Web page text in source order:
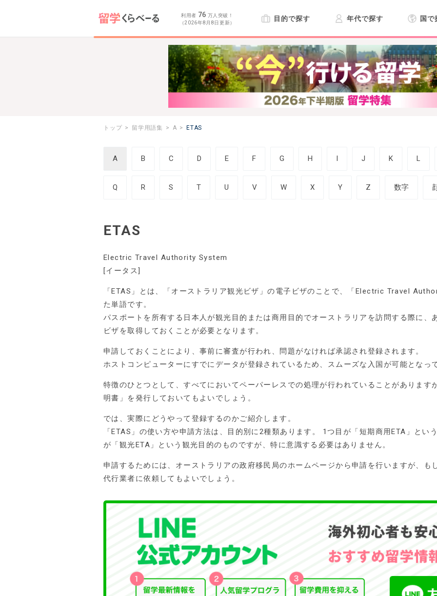
利用者 76 万人突破！
（2026年8月8日更新）
目的で探す 年代で探す 国で
トップ 留学用語集 A ETAS
A B C D E F G H I J K L
Q R S T U V W X Y Z 数字
ETAS
Electric Travel Authority System
[イータス]
「ETAS」とは、「オーストラリア観光ビザ」の電子ビザのことで、「Electric Travel
た単語です。
パスポートを所有する日本人が観光目的または商用目的でオーストラリアを訪問する際に、
ビザを取得しておくことが必要となります。
申請しておくことにより、事前に審査が行われ、問題がなければ承認され登録されます。
ホストコンピューターにすでにデータが登録されているため、スムーズな入国が可能となっ
特徴のひとつとして、すべてにおいてペーパーレスでの処理が行われていることがあります
明書」を発行しておいてもよいでしょう。
では、実際にどうやって登録するのかご紹介します。
「ETAS」の使い方や申請方法は、目的別に2種類あります。 1つ目が「短期商用ETA」とい
が「観光ETA」という観光目的のものですが、特に意識する必要はありません。
申請するためには、オーストラリアの政府移民局のホームページから申請を行いますが、も
代行業者に依頼してもよいでしょう。